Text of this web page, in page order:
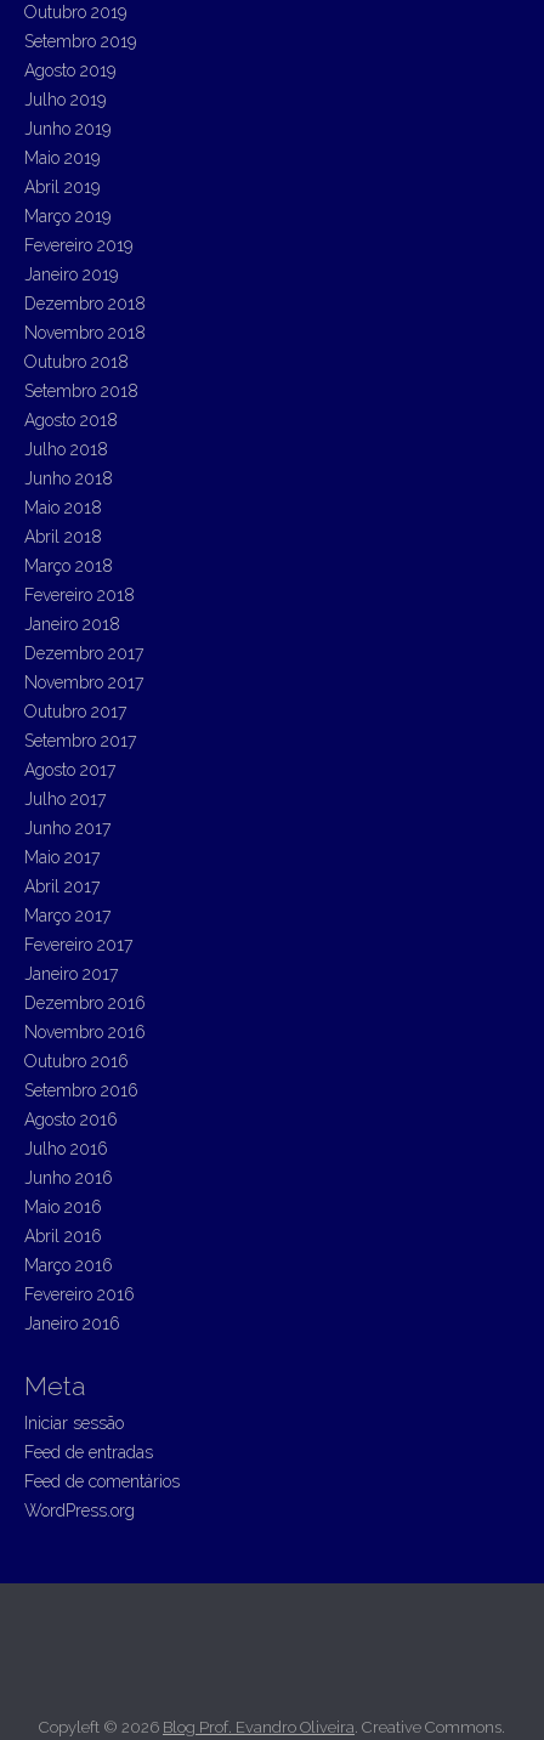
Outubro 2019
Setembro 2019
Agosto 2019
Julho 2019
Junho 2019
Maio 2019
Abril 2019
Março 2019
Fevereiro 2019
Janeiro 2019
Dezembro 2018
Novembro 2018
Outubro 2018
Setembro 2018
Agosto 2018
Julho 2018
Junho 2018
Maio 2018
Abril 2018
Março 2018
Fevereiro 2018
Janeiro 2018
Dezembro 2017
Novembro 2017
Outubro 2017
Setembro 2017
Agosto 2017
Julho 2017
Junho 2017
Maio 2017
Abril 2017
Março 2017
Fevereiro 2017
Janeiro 2017
Dezembro 2016
Novembro 2016
Outubro 2016
Setembro 2016
Agosto 2016
Julho 2016
Junho 2016
Maio 2016
Abril 2016
Março 2016
Fevereiro 2016
Janeiro 2016
Meta
Iniciar sessão
Feed de entradas
Feed de comentários
WordPress.org
Copyleft © 2026 Blog Prof. Evandro Oliveira . Creative Commons.